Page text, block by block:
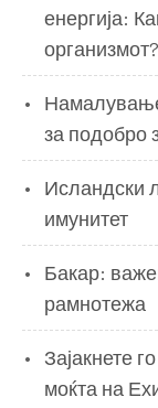
енергија:
организмот?
за подобро
Исландски
имунитет
Бакар:
рамнотежа
Зајакнете
моќта на